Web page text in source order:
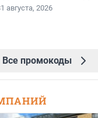
августа, 2026
Все промокоды